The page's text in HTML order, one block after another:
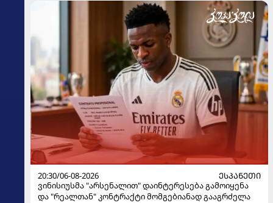
20:30/06-08-2026
ᲔᲡᲞᲐᲜᲔᲗᲘ
ვინისიუსმა "არსენალით" დაინტერესება გამოიყენა
და "რეალთან" კონტრაქტი მომგებიანად გააგრძელა